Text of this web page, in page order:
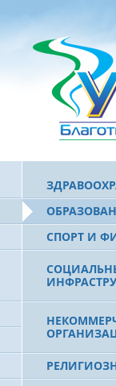
СПОРТ И